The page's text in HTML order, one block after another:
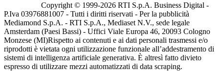
Copyright © 1999-2026 RTI S.p.A. Business Digital -
P.Iva 03976881007 - Tutti i diritti riservati - Per la pubblicità
Mediamond S.p.A. - RTI S.p.A., Mediaset N.V., sede legale
Amsterdam (Paesi Bassi) - Uffici Viale Europa 46, 20093 Cologno
Monzese (MI)Rispetto ai contenuti e ai dati personali trasmessi e/o
riprodotti è vietata ogni utilizzazione funzionale all’addestramento di
sistemi di intelligenza artificiale generativa. È altresì fatto divieto
espresso di utilizzare mezzi automatizzati di data scraping.